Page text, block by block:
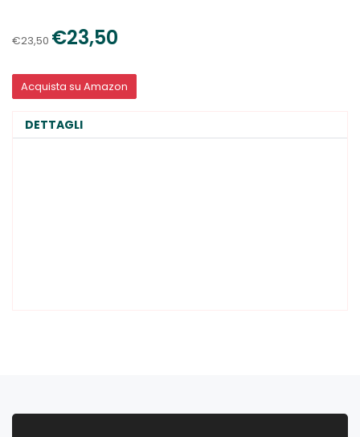
€23,50 €23,50
Acquista su Amazon
DETTAGLI